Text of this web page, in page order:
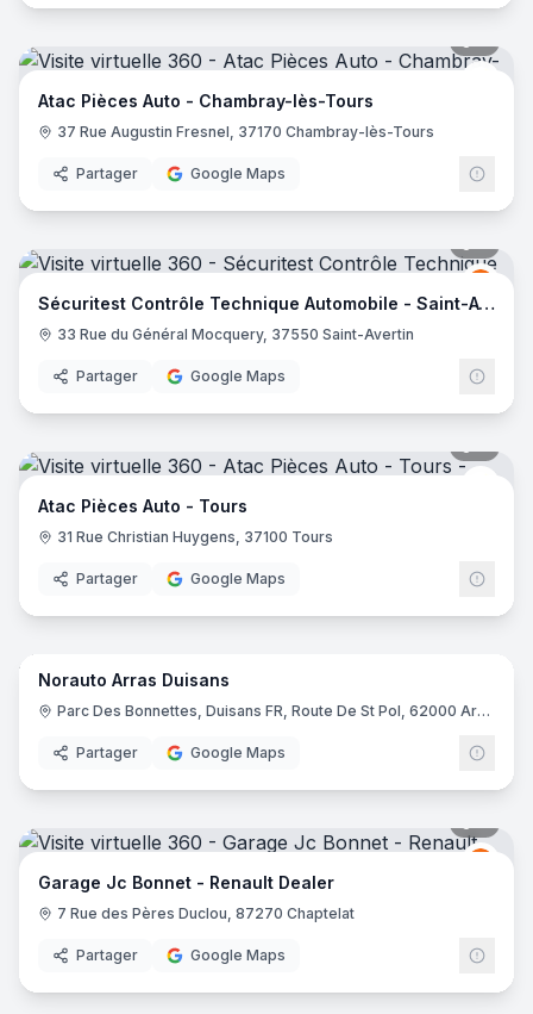
Atac Pièces Auto - Chambray-lès-Tours
37 Rue Augustin Fresnel, 37170 Chambray-lès-Tours
Partager Google Maps
Sécuritest Contrôle Technique Automobile - Saint-Avertin
33 Rue du Général Mocquery, 37550 Saint-Avertin
Partager Google Maps
Atac Pièces Auto - Tours
31 Rue Christian Huygens, 37100 Tours
Partager Google Maps
9
Norauto Arras Duisans
Parc Des Bonnettes, Duisans FR, Route De St Pol, 62000 Arras
Partager Google Maps
Garage Jc Bonnet - Renault Dealer
7 Rue des Pères Duclou, 87270 Chaptelat
Partager Google Maps